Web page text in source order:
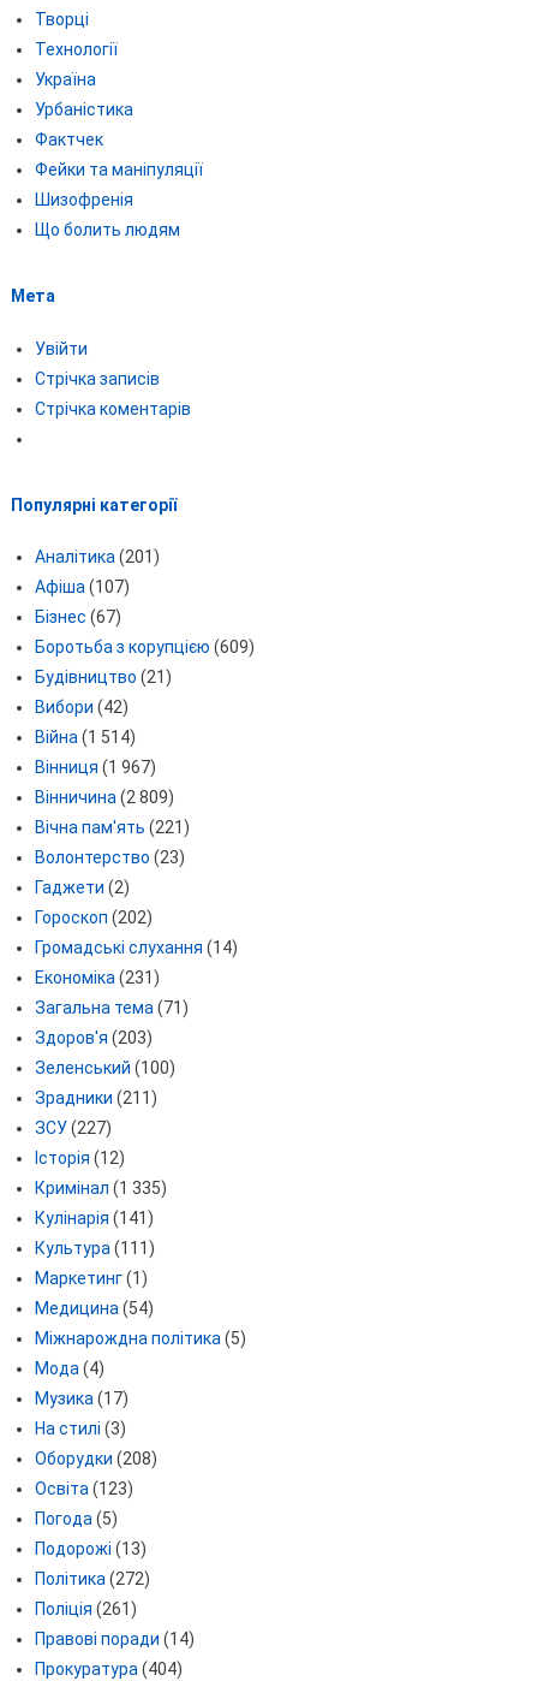
Творці
Технології
Україна
Урбаністика
Фактчек
Фейки та маніпуляції
Шизофренія
Що болить людям
Мета
Увійти
Стрічка записів
Стрічка коментарів
Популярні категорії
Аналітика (201)
Афіша (107)
Бізнес (67)
Боротьба з корупцією (609)
Будівництво (21)
Вибори (42)
Війна (1 514)
Вінниця (1 967)
Вінничина (2 809)
Вічна пам'ять (221)
Волонтерство (23)
Гаджети (2)
Гороскоп (202)
Громадські слухання (14)
Економіка (231)
Загальна тема (71)
Здоров'я (203)
Зеленський (100)
Зрадники (211)
ЗСУ(227)
Історія (12)
Кримінал (1 335)
Кулінарія (141)
Культура (111)
Маркетинг(1)
Медицина (54)
Міжнарождна політика (5)
Мода (4)
Музика (17)
На стилі (3)
Оборудки (208)
Освіта (123)
Погода (5)
Подорожі (13)
Політика (272)
Поліція (261)
Правові поради (14)
Прокуратура (404)